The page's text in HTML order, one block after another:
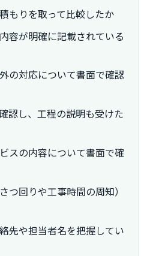
もりを取って比較したか
容が明確に記載されている
の対応について書面で確認
認し、工程の説明も受けた
スの内容について書面で確
つ回りや工事時間の周知）
先や担当者名を把握してい